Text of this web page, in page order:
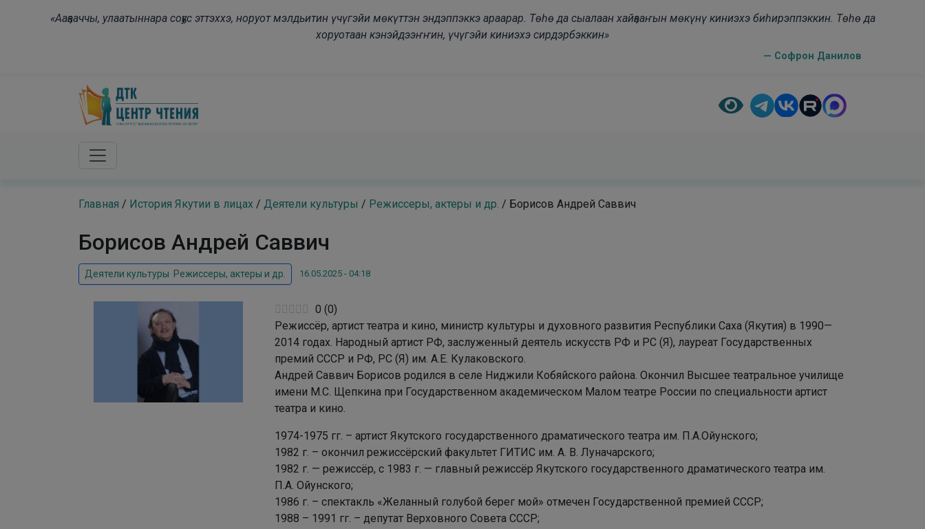
«Ааҕааччы, улаатыннара соҕус эттэххэ, норуот мэлдьитин үчүгэйи мөкүттэн эндэппэккэ араарар. Төһө да сыалаан хайҕааҥын мөкүнү киниэхэ биһирэппэккин. Төһө да
хоруотаан кэнэйдээҥҥин, үчүгэйи киниэхэ сирдэрбэккин»
— Софрон Данилов
Главная / История Якутии в лицах / Деятели культуры / Режиссеры, актеры и др. / Борисов Андрей Саввич
Борисов Андрей Саввич
Деятели культуры Режиссеры, актеры и др. 16.05.2025 - 04:18
0 (0)
Режиссёр, артист театра и кино, министр культуры и духовного развития Республики Саха (Якутия) в 1990—
2014 годах. Народный артист РФ, заслуженный деятель искусств РФ и РС (Я), лауреат Государственных
премий СССР и РФ, РС (Я) им. А.Е. Кулаковского.
Андрей Саввич Борисов родился в селе Ниджили Кобяйского района. Окончил Высшее театральное училище
имени М.С. Щепкина при Государственном академическом Малом театре России по специальности артист
театра и кино.
1974-1975 гг. – артист Якутского государственного драматического театра им. П.А.Ойунского;
1982 г. – окончил режиссёрский факультет ГИТИС им. А. В. Луначарского;
1982 г. — режиссёр, с 1983 г. — главный режиссёр Якутского государственного драматического театра им.
П.А. Ойунского;
1986 г. – спектакль «Желанный голубой берег мой» отмечен Государственной премией СССР;
1988 – 1991 гг. – депутат Верховного Совета СССР;